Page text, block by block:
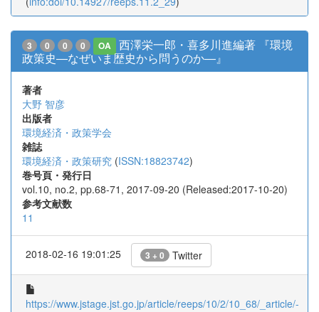
3 0 0 0 OA
西澤栄一郎・喜多川進編著 『環境
政策史―なぜいま歴史から問うのか―』
著者
大野 智彦
出版者
環境経済・政策学会
雑誌
環境経済・政策研究 (ISSN:18823742)
巻号頁・発行日
vol.10, no.2, pp.68-71, 2017-09-20 (Released:2017-10-20)
参考文献数
11
2018-02-16 19:01:25 3 + 0 Twitter
https://www.jstage.jst.go.jp/article/reeps/10/2/10_68/_article/-